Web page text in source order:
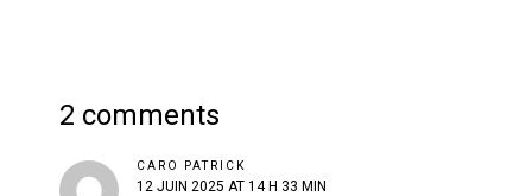
2 comments
CARO PATRICK
12 JUIN 2025 AT 14 H 33 MIN